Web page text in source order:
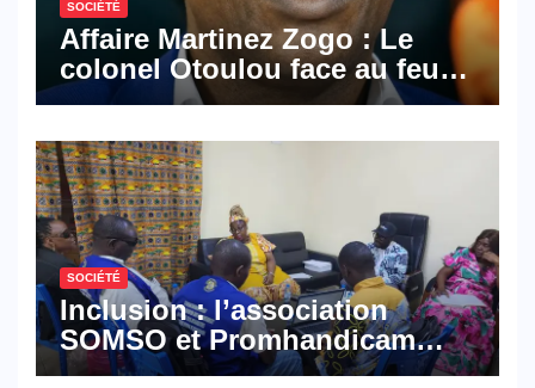
SOCIÉTÉ
Affaire Martinez Zogo : Le
colonel Otoulou face au feu
croisé des avocats de la
SOCIÉTÉ
Inclusion : l’association
SOMSO et Promhandicam
militent en faveur d’une